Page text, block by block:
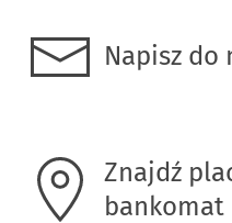
Napisz do
Znajdź
bankomat